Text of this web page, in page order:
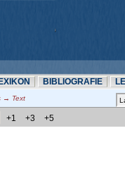
BIBLIOGRAFIE
→ Text
+1 +3 +5